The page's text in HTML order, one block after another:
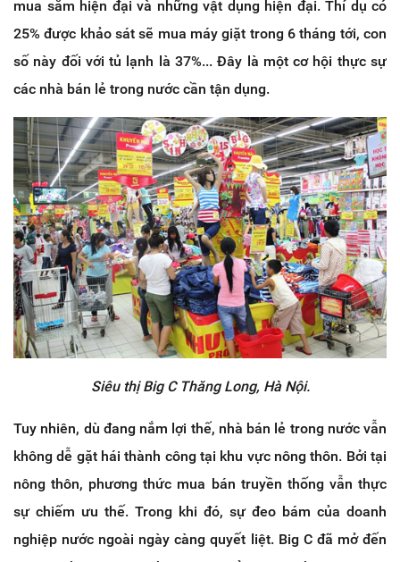
mua sắm hiện đại và những vật dụng hiện đại. Thí dụ có
25% được khảo sát sẽ mua máy giặt trong 6 tháng tới, con
số này đối với tủ lạnh là 37%... Đây là một cơ hội thực sự
các nhà bán lẻ trong nước cần tận dụng.
Siêu thị Big C Thăng Long, Hà Nội.
Tuy nhiên, dù đang nắm lợi thế, nhà bán lẻ trong nước vẫn
không dễ gặt hái thành công tại khu vực nông thôn. Bởi tại
nông thôn, phương thức mua bán truyền thống vẫn thực
sự chiếm ưu thế. Trong khi đó, sự đeo bám của doanh
nghiệp nước ngoài ngày càng quyết liệt. Big C đã mở đến